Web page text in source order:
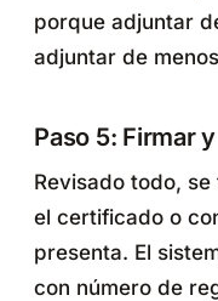
porque adjuntar
adjuntar de
Paso 5: Firmar
Revisado todo,
el certificado o
presenta. El
con número de